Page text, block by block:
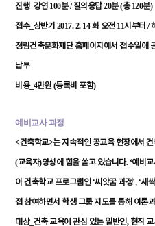
진행_ 강연100분/질의응답20분(총120분)
접수_ 상반기 2017. 2. 14화 오전11시부터 /
정림건축문화재단 홈페이지에서 접수일에
납부
비용_4만원 (등록비 포함)
예비교사 과정
<건축학교>는지속적인 공교육 현장에서 건
(교육자)양성에 힘을 쏟고 있습니다. ‘예비교
이 건축학교 프로그램인‘씨앗꿈 과정’, ‘새
접 참여하면서 학생 그룹지도를 통해 이론과
대상_ 건축 교육에 관심 있는 일반인, 현직 교